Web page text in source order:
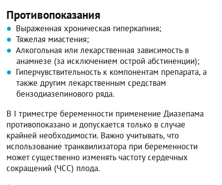
Противопоказания
Выраженная хроническая гиперкапния;
Тяжелая миастения;
Алкогольная или лекарственная зависимость в
анамнезе (за исключением острой абстиненции);
Гиперчувствительность к компонентам препарата, а
также другим лекарственным средствам
бензодиазепинового ряда.
В I триместре беременности применение Диазепама
противопоказано и допускается только в случае
крайней необходимости. Важно учитывать, что
использование транквилизатора при беременности
может существенно изменять частоту сердечных
сокращений (ЧСС) плода.